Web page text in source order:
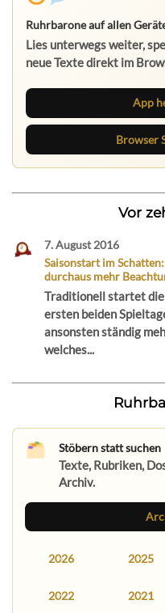
Ruhrbarone auf allen
Lies unterwegs weiter,
neue Texte direkt im
App
Browser
Vor
7. August 2016
Saisonstart im
durchaus mehr
Traditionell startet
ersten beiden
ansonsten ständig
welches...
Stöbern statt suchen
Texte, Rubriken,
Archiv.
2026 2025
2022 2021